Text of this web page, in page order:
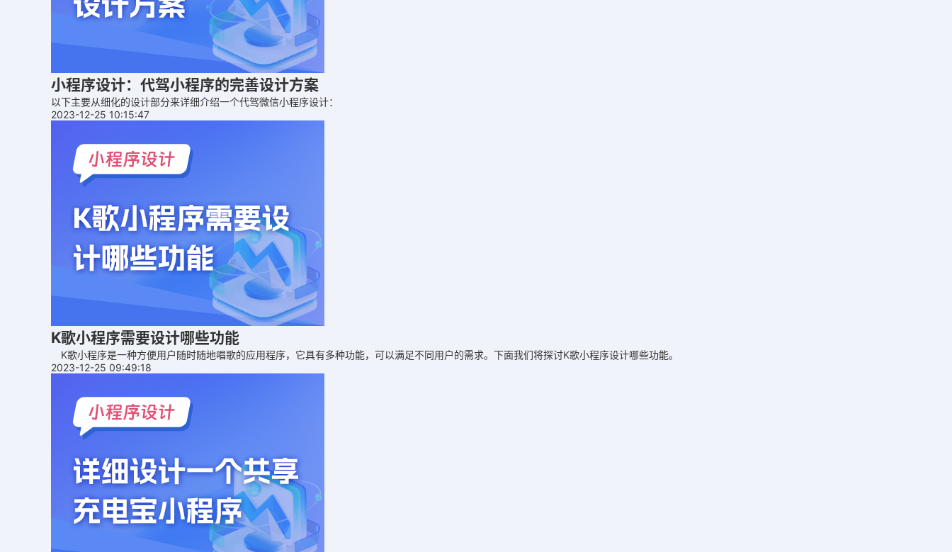
小程序设计：代驾小程序的完善设计方案
以下主要从细化的设计部分来详细介绍一个代驾微信小程序设计：
2023-12-25 10:15:47
K歌小程序需要设计哪些功能
K歌小程序是一种方便用户随时随地唱歌的应用程序，它具有多种功能，可以满足不同用户的需求。下面我们将探讨K歌小程序设计哪些功能。
2023-12-25 09:49:18